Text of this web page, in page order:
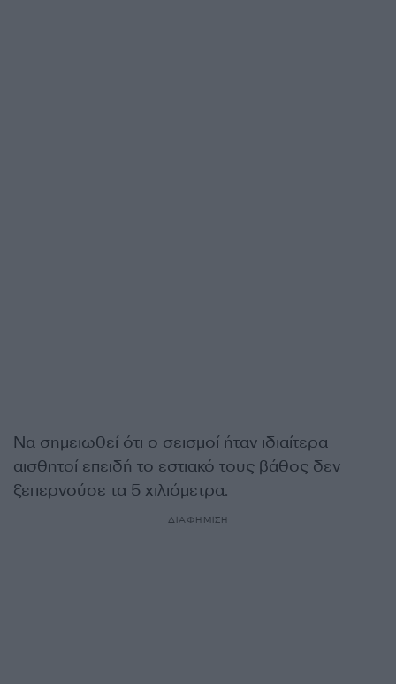
Να σημειωθεί ότι ο σεισμοί ήταν ιδιαίτερα
αισθητοί επειδή το εστιακό τους βάθος δεν
ξεπερνούσε τα 5 χιλιόμετρα.
ΔΙΑΦΗΜΙΣΗ